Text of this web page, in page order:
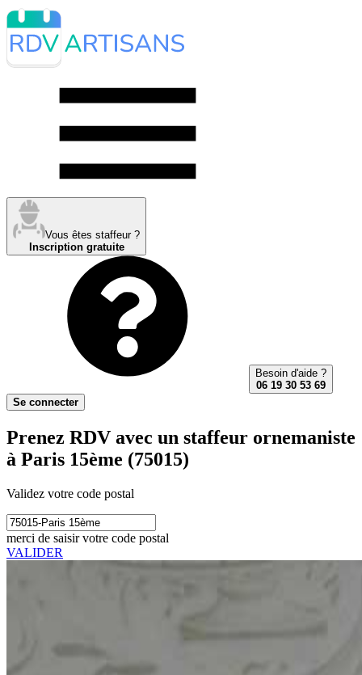
Vous êtes staffeur ?
Inscription gratuite
Besoin d'aide ?
06 19 30 53 69
Se connecter
Prenez RDV avec un staffeur ornemaniste
à Paris 15ème (75015)
Validez votre code postal
merci de saisir votre code postal
VALIDER